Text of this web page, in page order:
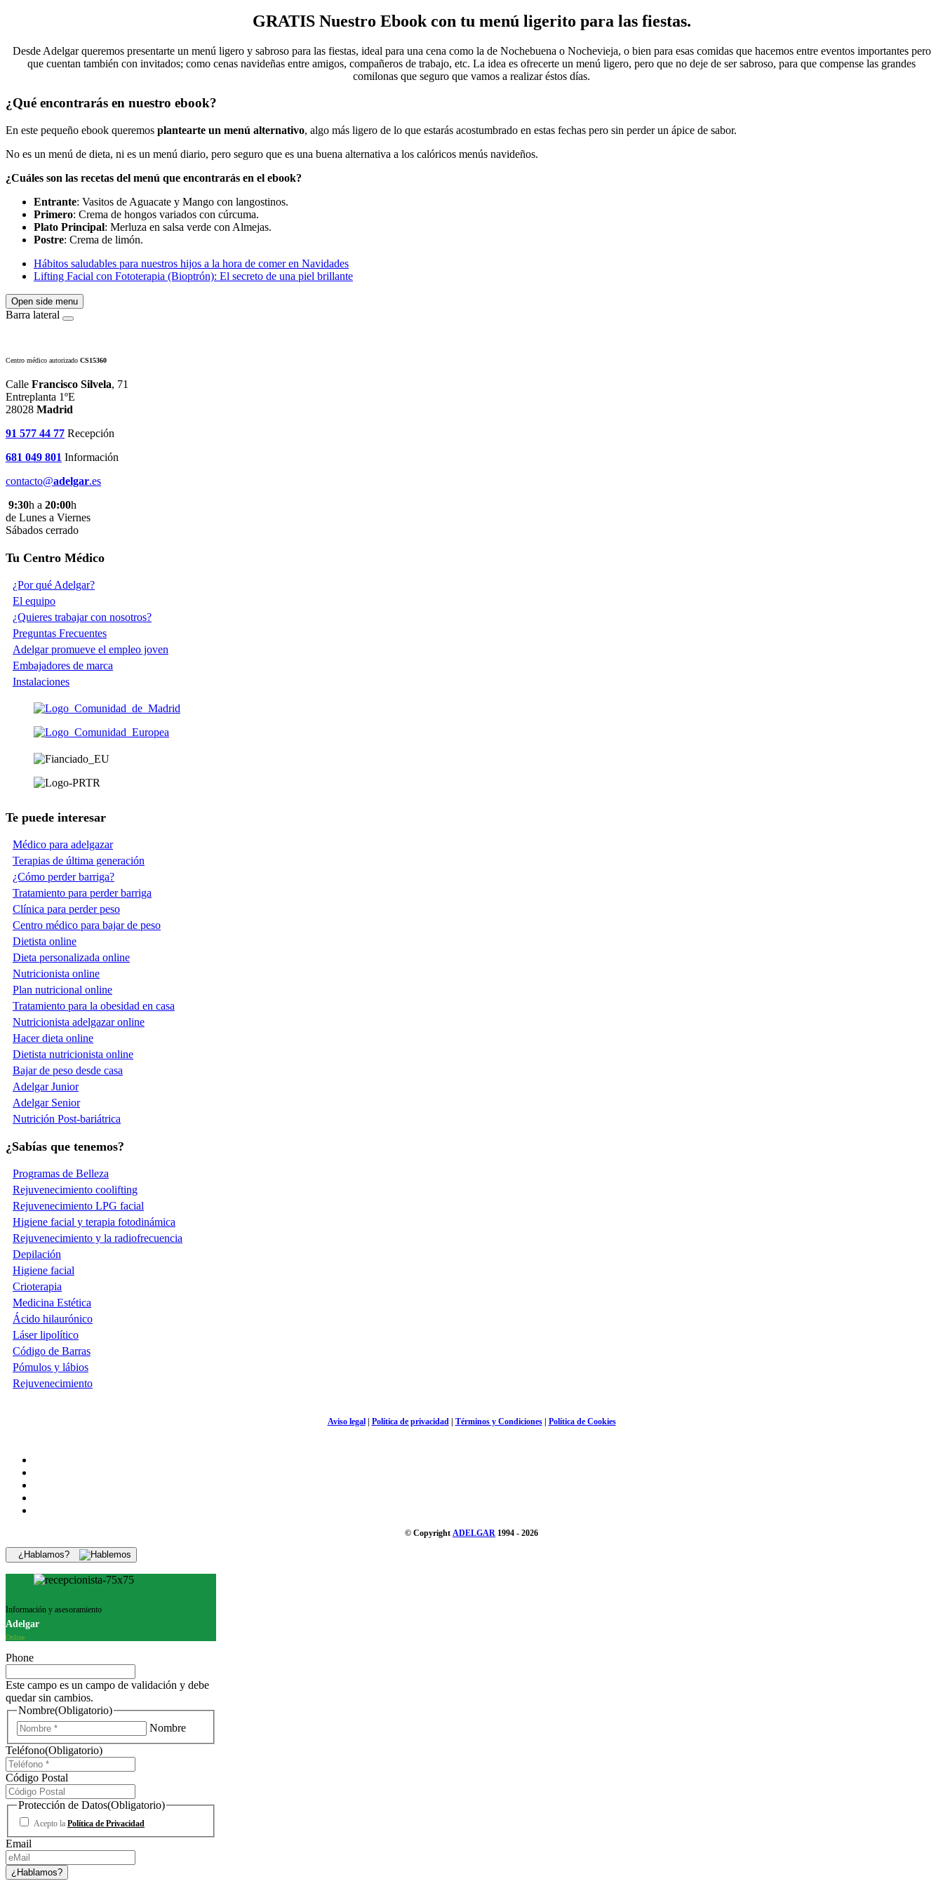
GRATIS Nuestro Ebook con tu menú ligerito para las fiestas.
Desde Adelgar queremos presentarte un menú ligero y sabroso para las fiestas, ideal para una cena como la de Nochebuena o Nochevieja, o bien para esas comidas que hacemos entre eventos importantes pero
que cuentan también con invitados; como cenas navideñas entre amigos, compañeros de trabajo, etc. La idea es ofrecerte un menú ligero, pero que no deje de ser sabroso, para que compense las grandes
comilonas que seguro que vamos a realizar éstos días.
¿Qué encontrarás en nuestro ebook?
En este pequeño ebook queremos plantearte un menú alternativo, algo más ligero de lo que estarás acostumbrado en estas fechas pero sin perder un ápice de sabor.
No es un menú de dieta, ni es un menú diario, pero seguro que es una buena alternativa a los calóricos menús navideños.
¿Cuáles son las recetas del menú que encontrarás en el ebook?
Entrante: Vasitos de Aguacate y Mango con langostinos.
Primero: Crema de hongos variados con cúrcuma.
Plato Principal: Merluza en salsa verde con Almejas.
Postre: Crema de limón.
Hábitos saludables para nuestros hijos a la hora de comer en Navidades
Lifting Facial con Fototerapia (Bioptrón): El secreto de una piel brillante
Open side menu
Barra lateral
Centro médico autorizado CS15360
Calle Francisco Silvela, 71
Entreplanta 1ºE
28028 Madrid
91 577 44 77 Recepción
681 049 801 Información
contacto@adelgar.es
9:30h a 20:00h
de Lunes a Viernes
Sábados cerrado
Tu Centro Médico
¿Por qué Adelgar?
El equipo
¿Quieres trabajar con nosotros?
Preguntas Frecuentes
Adelgar promueve el empleo joven
Embajadores de marca
Instalaciones
Te puede interesar
Médico para adelgazar
Terapias de última generación
¿Cómo perder barriga?
Tratamiento para perder barriga
Clínica para perder peso
Centro médico para bajar de peso
Dietista online
Dieta personalizada online
Nutricionista online
Plan nutricional online
Tratamiento para la obesidad en casa
Nutricionista adelgazar online
Hacer dieta online
Dietista nutricionista online
Bajar de peso desde casa
Adelgar Junior
Adelgar Senior
Nutrición Post-bariátrica
¿Sabías que tenemos?
Programas de Belleza
Rejuvenecimiento coolifting
Rejuvenecimiento LPG facial
Higiene facial y terapia fotodinámica
Rejuvenecimiento y la radiofrecuencia
Depilación
Higiene facial
Crioterapia
Medicina Estética
Ácido hilaurónico
Láser lipolítico
Código de Barras
Pómulos y lábios
Rejuvenecimiento
Aviso legal| Política de privacidad| Términos y Condiciones| Política de Cookies
© Copyright ADELGAR 1994 - 2026
¿Hablamos?
Información y asesoramiento
Adelgar
Online
Phone
Este campo es un campo de validación y debe
quedar sin cambios.
Nombre(Obligatorio)
Nombre
Teléfono(Obligatorio)
Código Postal
Protección de Datos(Obligatorio)
Acepto la Política de Privacidad
Email